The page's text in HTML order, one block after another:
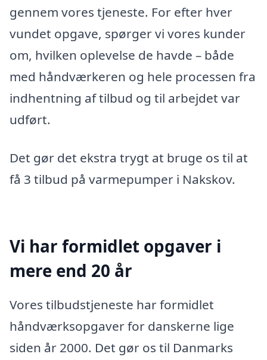
gennem vores tjeneste. For efter hver
vundet opgave, spørger vi vores kunder
om, hvilken oplevelse de havde – både
med håndværkeren og hele processen fra
indhentning af tilbud og til arbejdet var
udført.
Det gør det ekstra trygt at bruge os til at
få 3 tilbud på varmepumper i Nakskov.
Vi har formidlet opgaver i
mere end 20 år
Vores tilbudstjeneste har formidlet
håndværksopgaver for danskerne lige
siden år 2000. Det gør os til Danmarks